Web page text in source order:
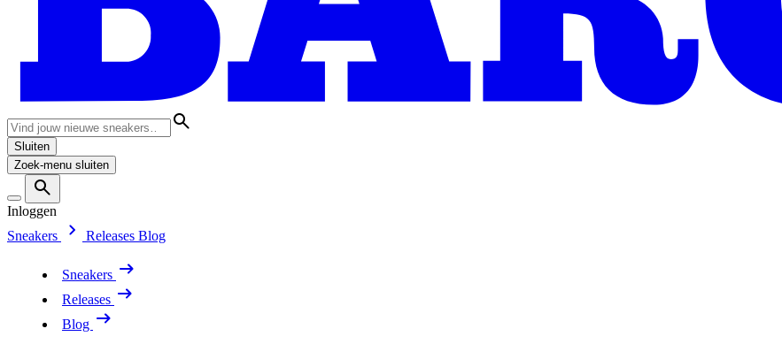
Sluiten
Zoek-menu sluiten
Inloggen
Sneakers
Releases Blog
Sneakers
Releases
Blog